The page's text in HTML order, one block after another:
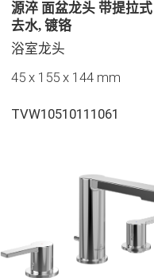
源淬 面盆龙头 带提拉式
去水, 镀铬
浴室龙头
45 x 155 x 144 mm
TVW10510111061